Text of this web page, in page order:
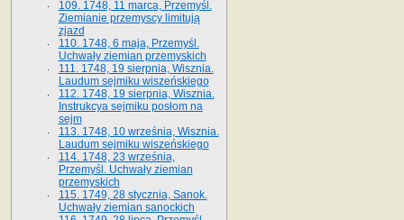
109. 1748, 11 marca, Przemyśl.
Ziemianie przemyscy limitują
zjazd
110. 1748, 6 maja, Przemyśl.
Uchwały ziemian przemyskich
111. 1748, 19 sierpnia, Wisznia.
Laudum sejmiku wiszeńskiego
112. 1748, 19 sierpnia, Wisznia.
Instrukcya sejmiku posłom na
sejm
113. 1748, 10 września, Wisznia.
Laudum sejmiku wiszeńskiego
114. 1748, 23 września,
Przemyśl. Uchwały ziemian
przemyskich
115. 1749, 28 stycznia, Sanok.
Uchwały ziemian sanockich